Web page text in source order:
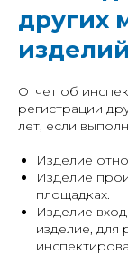
других
изделий
Отчет об
регистрации
лет, если
Изделие
Изделие
площадках.
Изделие
изделие, для